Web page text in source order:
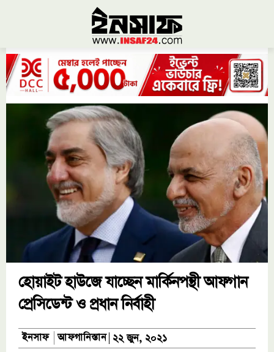
হোয়াইট হাউজে যাচ্ছেন মার্কিনপন্থী আফগান
প্রেসিডেন্ট ও প্রধান নির্বাহী
ইনসাফ আফগানিস্তান ২২ জুন, ২০২১